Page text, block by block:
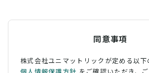
同意事項
株式会社ユニマットリックが定める以